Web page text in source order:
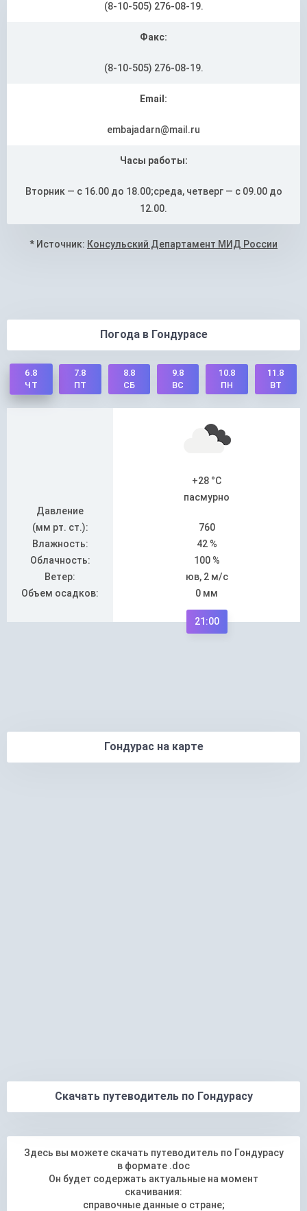
(8-10-505) 276-08-19.
Факс:
(8-10-505) 276-08-19.
Email:
embajadarn@mail.ru
Часы работы:
Вторник — с 16.00 до 18.00;среда, четверг — с 09.00 до
12.00.
* Источник: Консульский Департамент МИД России
Погода в Гондурасе
6.8
ЧТ
7.8
ПТ
8.8
СБ
9.8
ВС
10.8
ПН
11.8
ВТ
Давление
(мм рт. ст.):
Влажность:
Облачность:
Ветер:
Объем осадков:
+28 °C
пасмурно
760
42 %
100 %
юв, 2 м/с
0 мм
21:00
Гондурас на карте
Скачать путеводитель по Гондурасу
Здесь вы можете скачать путеводитель по Гондурасу
в формате .doc
Он будет содержать актуальные на момент
скачивания:
справочные данные о стране;